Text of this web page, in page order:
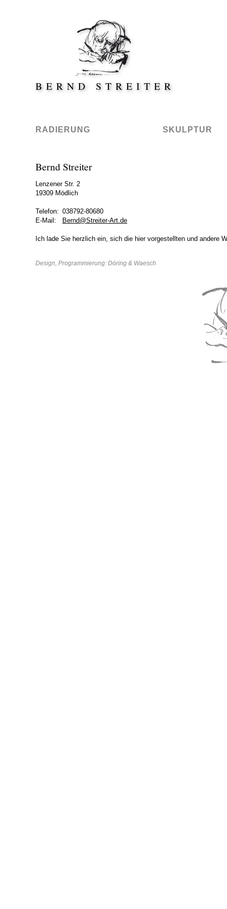
BERND STREITER
RADIERUNG SKULPTUR
Impressum
Bernd Streiter
Lenzener Str. 2
19309 Mödlich
Telefon: 038792-80680
E-Mail:
Bernd@Streiter-Art.de
Ich lade Sie herzlich ein, sich die hier vorgestellten und andere
Design, Programmierung: Döring & Waesch